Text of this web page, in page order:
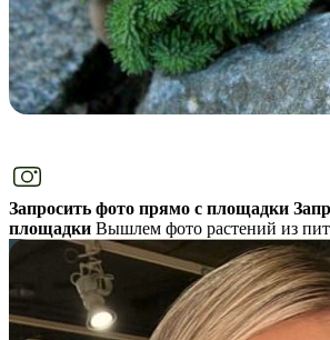
Запросить фото прямо с площадки
площадки Вышлем фото растений из